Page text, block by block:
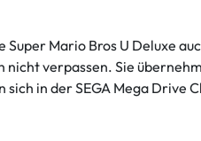
Mario Bros U Deluxe
verpassen. Sie
in der SEGA Mega Drive